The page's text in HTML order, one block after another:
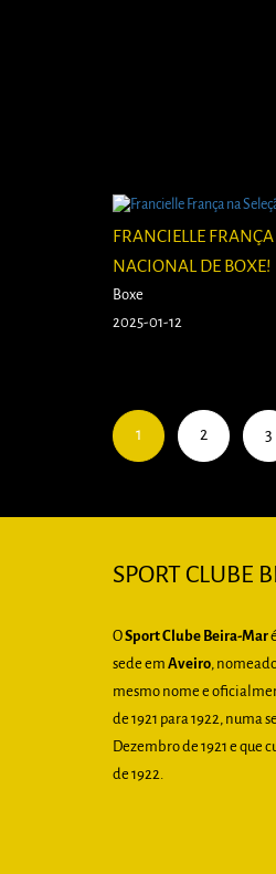
FRANCIELLE
NACIONAL DE BOXE!
Boxe
2025-01-12
1 2 3
SPORT CLUBE
OSport Clube Beira-Mar
sede em Aveiro,
mesmo nome e
de 1921 para 1922, numa
Dezembro de 1921 e que
de 1922.